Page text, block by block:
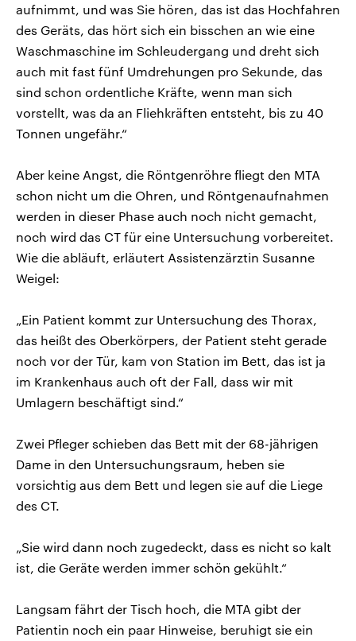
aufnimmt, und was Sie hören, das ist das Hochfahren
des Geräts, das hört sich ein bisschen an wie eine
Waschmaschine im Schleudergang und dreht sich
auch mit fast fünf Umdrehungen pro Sekunde, das
sind schon ordentliche Kräfte, wenn man sich
vorstellt, was da an Fliehkräften entsteht, bis zu 40
Tonnen ungefähr.“
Aber keine Angst, die Röntgenröhre fliegt den MTA
schon nicht um die Ohren, und Röntgenaufnahmen
werden in dieser Phase auch noch nicht gemacht,
noch wird das CT für eine Untersuchung vorbereitet.
Wie die abläuft, erläutert Assistenzärztin Susanne
Weigel:
„Ein Patient kommt zur Untersuchung des Thorax,
das heißt des Oberkörpers, der Patient steht gerade
noch vor der Tür, kam von Station im Bett, das ist ja
im Krankenhaus auch oft der Fall, dass wir mit
Umlagern beschäftigt sind.“
Zwei Pfleger schieben das Bett mit der 68-jährigen
Dame in den Untersuchungsraum, heben sie
vorsichtig aus dem Bett und legen sie auf die Liege
des CT.
„Sie wird dann noch zugedeckt, dass es nicht so kalt
ist, die Geräte werden immer schön gekühlt.“
Langsam fährt der Tisch hoch, die MTA gibt der
Patientin noch ein paar Hinweise, beruhigt sie ein